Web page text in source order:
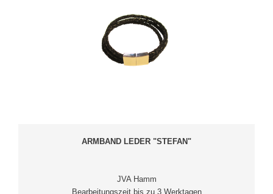
ARMBAND LEDER "STEFAN"
JVA Hamm
Bearbeitungszeit bis zu 3 Werktagen